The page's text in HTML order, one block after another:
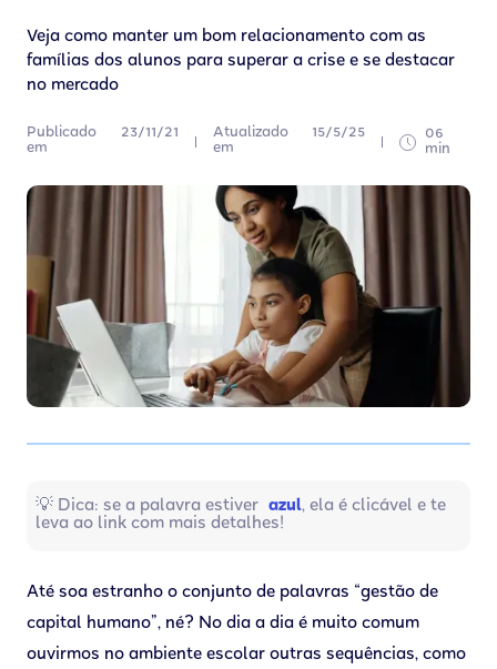
Veja como manter um bom relacionamento com as
famílias dos alunos para superar a crise e se destacar
no mercado
Publicado
em
23/11/21
Atualizado
em
15/5/25
06
min
💡 Dica: se a palavra estiver azul, ela é clicável e te
leva ao link com mais detalhes!
Até soa estranho o conjunto de palavras “gestão de
capital humano”, né? No dia a dia é muito comum
ouvirmos no ambiente escolar outras sequências, como